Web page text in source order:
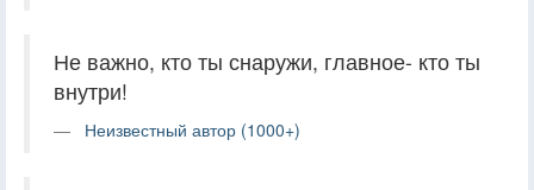
Не важно, кто ты снаружи, главное- кто ты
внутри!
Неизвестный автор (1000+)